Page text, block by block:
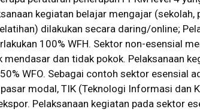
kegiatan belajar mengajar
dilakukan secara daring/online;
100% WFH. Sektor non-esensial
dan tidak pokok. Pelaksanaan
WFO. Sebagai contoh sektor esensial
modal, TIK (Teknologi Informasi dan
Pelaksanaan kegiatan pada sektor